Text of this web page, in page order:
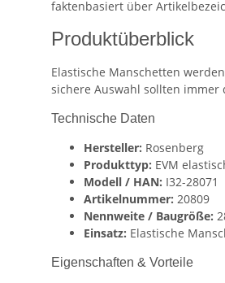
faktenbasiert über
Produktüberblick
Elastische Manschetten
sichere Auswahl sollten
Technische Daten
Hersteller: Rosenberg
Produkttyp: EVM
Modell / HAN: I32-28071
Artikelnummer: 20809
Nennweite / Baugröße:
Einsatz: Elastische
Eigenschaften & Vorteile